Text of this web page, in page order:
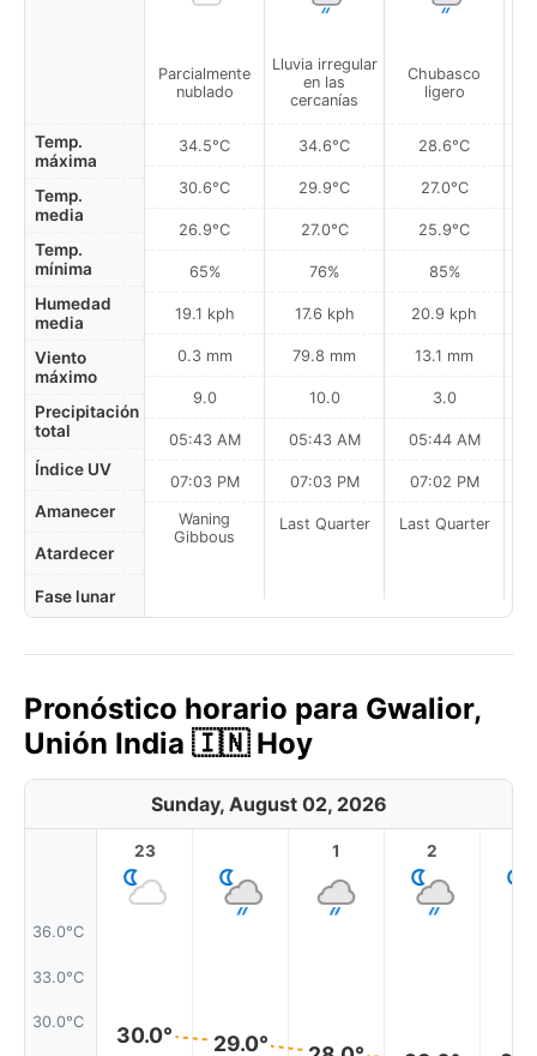
Temp.
máxima
Temp.
media
Temp.
mínima
Humedad
media
Viento
máximo
Precipitación
total
Índice UV
Amanecer
Atardecer
Fase lunar
Parcialmente
nublado
34.5°C
30.6°C
26.9°C
65%
19.1 kph
0.3 mm
9.0
05:43 AM
07:03 PM
Waning
Gibbous
Lluvia irregular
en las
cercanías
34.6°C
29.9°C
27.0°C
76%
17.6 kph
79.8 mm
10.0
05:43 AM
07:03 PM
Last Quarter
Chubasco
ligero
28.6°C
27.0°C
25.9°C
85%
20.9 kph
13.1 mm
3.0
05:44 AM
07:02 PM
Last Quarter
Pronóstico horario para Gwalior,
Unión India 🇮🇳 Hoy
Sunday, August 02, 2026
36.0°C
33.0°C
30.0°C
23
30.0° 29.0°
1 2